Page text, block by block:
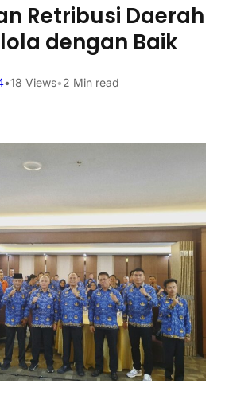
Retribusi Daerah
dengan Baik
•18 Views•2 Min read